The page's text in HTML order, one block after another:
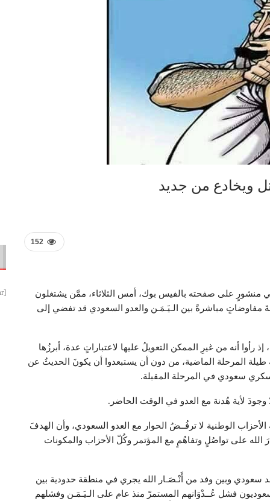
ويخادع من جديد
152
منشورٍ على صفحته بالفيس بوك، أمس الثلاثاء، ممَّن يشتغلون
مفاوضاتٍ مباشرةً بين الـيَـمَـن والعدو السعودي قد تفضي إلى
أنه من غيرِ الممكن التعويلُ عليها لاعتباراتٍ عدة، أبرزُها
طيلة المرحلة الماضية، من دون أن يستبعدوا أن يكونَ الحديثُ عن
سعودي في المرحلة المقبلة.
وجودَ لأية هُدنة مع العدو في الوقت الحاضر.
الوطنية لا ترفُــضُ الحوار مع العدو السعودي، وأن الهدفَ
على تواصُلٍ وتفاهُمٍ مع المؤتمر وكُلّ الأحزاب والمكونات
سعودي وبين وفد من أَنْـصَـار الله يجري في منطقة حدودية بين
فشل عُــدْوَانهم المستمرّ منذ عام على الـيَـمَـن وفشلهم
[smbtoolbar]